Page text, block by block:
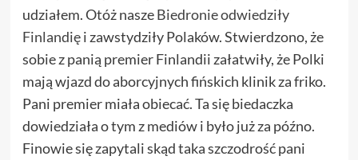
udziałem. Otóż naszeBiedronie odwiedziły
Finlandięi zawstydziły Polaków. Stwierdzono, że
sobie z panią premier Finlandii załatwiły, że Polki
mają wjazd do aborcyjnych fińskich klinik za friko.
Pani premier miała obiecać. Ta się biedaczka
dowiedziała o tym z mediów i było już za późno.
Finowie się zapytali skąd taka szczodrość pani